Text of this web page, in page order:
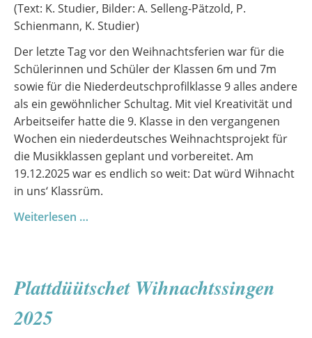
(Text: K. Studier, Bilder: A. Selleng-Pätzold, P.
Schienmann, K. Studier)
Der letzte Tag vor den Weihnachtsferien war für die
Schülerinnen und Schüler der Klassen 6m und 7m
sowie für die Niederdeutschprofilklasse 9 alles andere
als ein gewöhnlicher Schultag. Mit viel Kreativität und
Arbeitseifer hatte die 9. Klasse in den vergangenen
Wochen ein niederdeutsches Weihnachtsprojekt für
die Musikklassen geplant und vorbereitet. Am
19.12.2025 war es endlich so weit: Dat würd Wihnacht
in uns‘ Klassrüm.
Weiterlesen …
Plattdüütschet Wihnachtssingen
2025